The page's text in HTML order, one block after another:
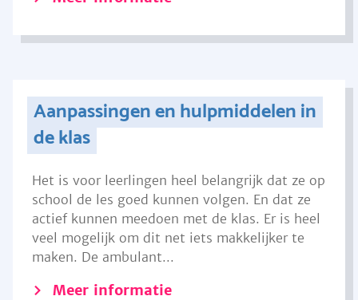
Aanpassingen en hulpmiddelen in
de klas
Het is voor leerlingen heel belangrijk dat ze op
school de les goed kunnen volgen. En dat ze
actief kunnen meedoen met de klas. Er is heel
veel mogelijk om dit net iets makkelijker te
maken. De ambulant...
Meer informatie